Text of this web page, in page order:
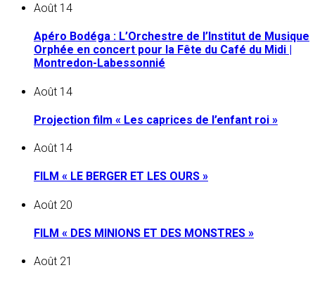
Août 14
Apéro Bodéga : L’Orchestre de l’Institut de Musique
Orphée en concert pour la Fête du Café du Midi |
Montredon-Labessonnié
Août 14
Projection film « Les caprices de l’enfant roi »
Août 14
FILM « LE BERGER ET LES OURS »
Août 20
FILM « DES MINIONS ET DES MONSTRES »
Août 21